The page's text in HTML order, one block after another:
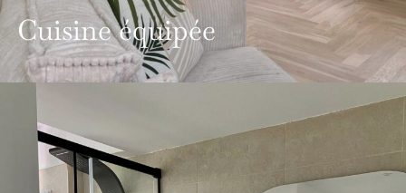
Cuisine équipée